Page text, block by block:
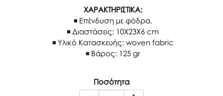
ΧΑΡΑΚΤΗΡΙΣΤΙΚΑ:
Επένδυση με φόδρα.
Διαστάσεις: 10Χ23Χ6 cm
Υλικό Κατασκευής: woven fabric
Βάρος: 125 gr
Ποσότητα